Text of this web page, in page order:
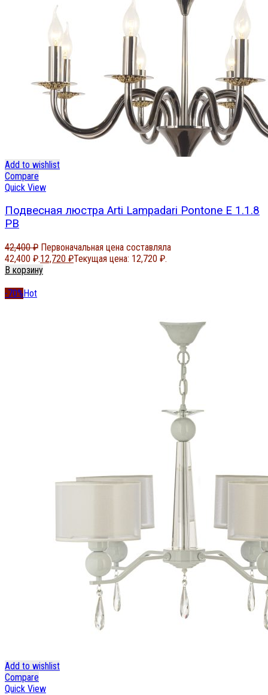
Add to wishlist
Compare
Quick View
Подвесная люстра Arti Lampadari Pontone E 1.1.8
PB
42,400₽ Первоначальная цена составляла
42,400 ₽.12,720 ₽Текущая цена: 12,720 ₽.
В корзину
-70%Hot
Add to wishlist
Compare
Quick View